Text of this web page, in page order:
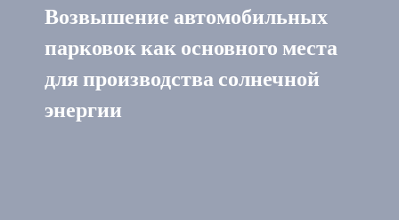
Возвышение автомобильных
парковок как основного места
для производства солнечной
энергии